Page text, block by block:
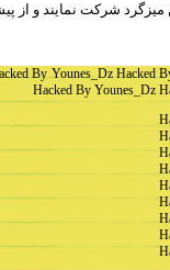
شرکت نمايند و از
By Younes_Dz Hacked
Hacked By Younes_Dz